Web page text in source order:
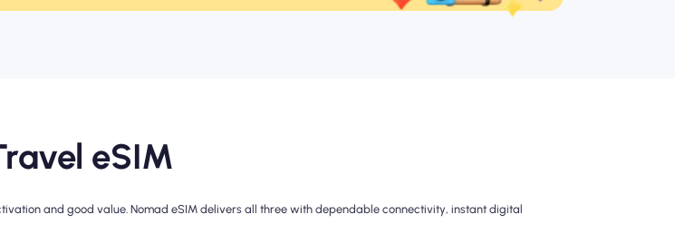
eSIM
and good value. Nomad eSIM delivers all three with dependable connectivity, instant digital